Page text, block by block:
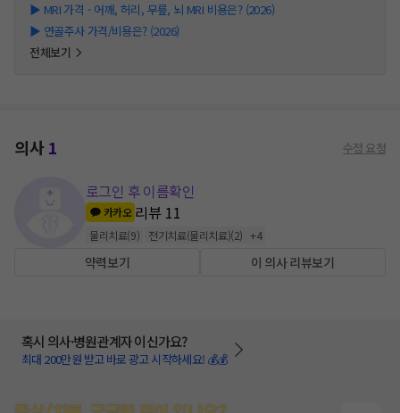
▶ MRI 가격 - 어깨, 허리, 무릎, 뇌 MRI 비용은? (2026)
▶ 연골주사 가격/비용은? (2026)
전체보기
의사1 수정 요청
로그인 후 이름확인
카카오 리뷰 11
물리치료(9) 전기치료(물리치료)(2) +4
약력보기 이 의사 리뷰보기
혹시 의사·병원관계자 이신가요?
최대 200만원 받고 바로 광고 시작하세요! 💰💰